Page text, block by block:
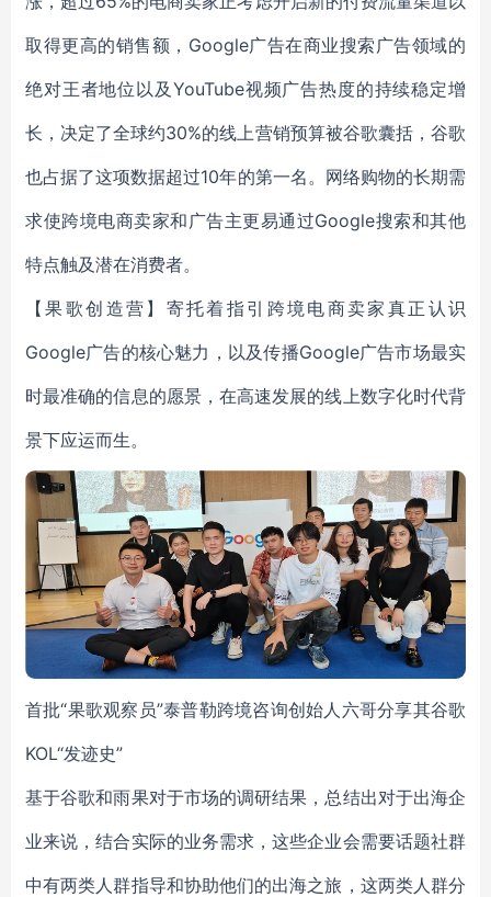
取得更高的销售额，Google广告在商业搜索广告领域的
绝对王者地位以及YouTube视频广告热度的持续稳定增
长，决定了全球约30%的线上营销预算被谷歌囊括，谷歌
也占据了这项数据超过10年的第一名。网络购物的长期需
求使跨境电商卖家和广告主更易通过Google搜索和其他
特点触及潜在消费者。
【果歌创造营】寄托着指引跨境电商卖家真正认识
Google广告的核心魅力，以及传播Google广告市场最实
时最准确的信息的愿景，在高速发展的线上数字化时代背
景下应运而生。
首批“果歌观察员”泰普勒跨境咨询创始人六哥分享其谷歌
KOL“发迹史”
基于谷歌和雨果对于市场的调研结果，总结出对于出海企
业来说，结合实际的业务需求，这些企业会需要话题社群
中有两类人群指导和协助他们的出海之旅，这两类人群分